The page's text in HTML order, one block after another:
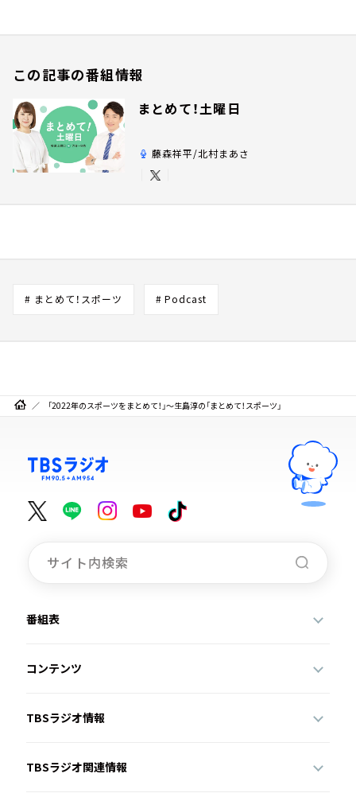
この記事の番組情報
まとめて！土曜日
藤森祥平/北村まあさ
# まとめて！スポーツ # Podcast
「2022年のスポーツをまとめて！」～生島淳の「まとめて！スポーツ」
番組表
コンテンツ
TBSラジオ情報
TBSラジオ関連情報